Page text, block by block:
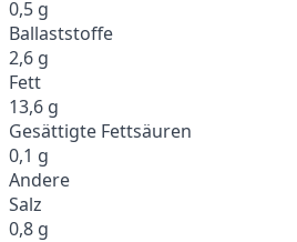
0,5 g
Ballaststoffe
2,6 g
Fett
13,6 g
Gesättigte Fettsäuren
0,1 g
Andere
Salz
0,8 g